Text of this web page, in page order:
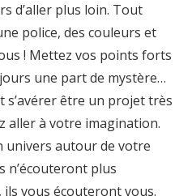
d’aller plus loin. Tout
police, des couleurs et
! Mettez vos points forts
une part de mystère…
s’avérer être un projet très
aller à votre imagination.
univers autour de votre
n’écouteront plus
vous écouteront vous.